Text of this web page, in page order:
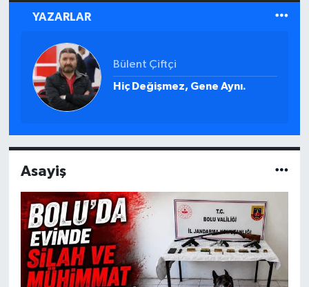
YAZARLAR
Mustafa Cop
BOLU YEŞİLAY HEYETİ
BAŞKENTTE...
Asayiş